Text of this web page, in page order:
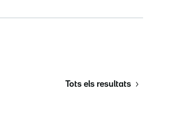
Tots els resultats